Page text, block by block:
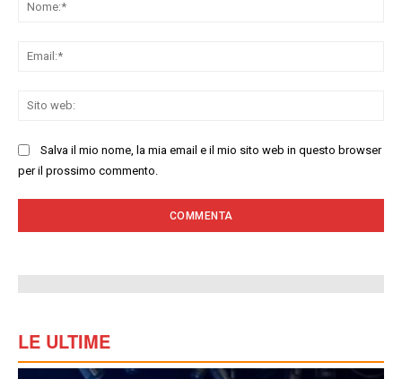
Salva il mio nome, la mia email e il mio sito web in questo browser
per il prossimo commento.
LE ULTIME